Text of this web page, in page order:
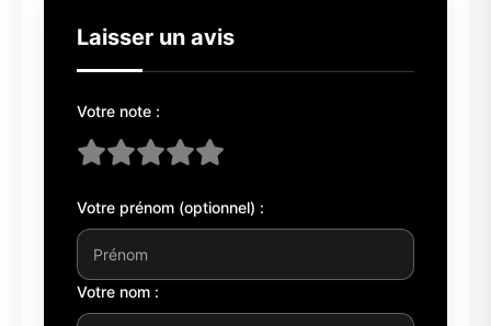
Laisser un avis
Votre note :
Votre prénom (optionnel) :
Votre nom :